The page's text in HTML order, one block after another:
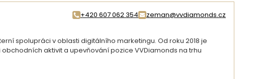
+420 607 062 354 zeman@vvdiamonds.cz
spolupráci v oblasti digitálního marketingu. Od roku 2018 je
aktivit a upevňování pozice VVDiamonds na trhu